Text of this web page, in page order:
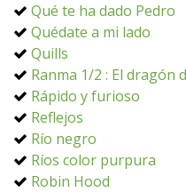
Qué te ha dado Pedro
Quédate a mi lado
Quills
Ranma 1/2 : El dragón
Rápido y furioso
Reflejos
Río negro
Ríos color purpura
Robin Hood